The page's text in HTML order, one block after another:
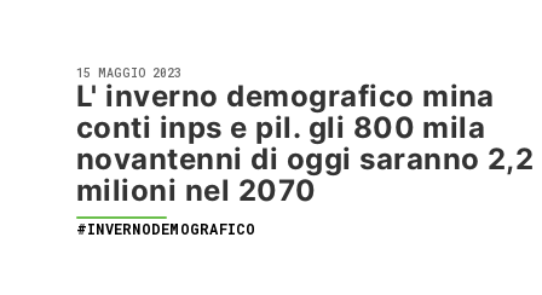
15 MAGGIO 2023
L' inverno demografico mina
conti inps e pil. gli 800 mila
novantenni di oggi saranno 2,2
milioni nel 2070
#INVERNODEMOGRAFICO